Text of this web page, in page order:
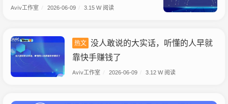
Aviv工作室 2026-06-09 3.15 W 阅读
热文 没人敢说的大实话，听懂的人早就
靠快手赚钱了
Aviv工作室 2026-06-09 3.12 W 阅读